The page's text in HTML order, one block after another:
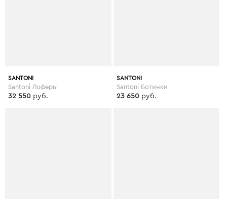
SANTONI
Santoni Лоферы
32 550 руб.
SANTONI
Santoni Ботинки
23 650 руб.